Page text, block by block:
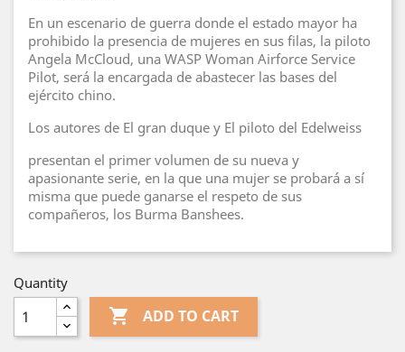
En un escenario de guerra donde el estado mayor ha
prohibido la presencia de mujeres en sus filas, la piloto
Angela McCloud, una WASP Woman Airforce Service
Pilot, será la encargada de abastecer las bases del
ejército chino.
Los autores de El gran duque y El piloto del Edelweiss
presentan el primer volumen de su nueva y
apasionante serie, en la que una mujer se probará a sí
misma que puede ganarse el respeto de sus
compañeros, los Burma Banshees.
Quantity
 ADD TO CART